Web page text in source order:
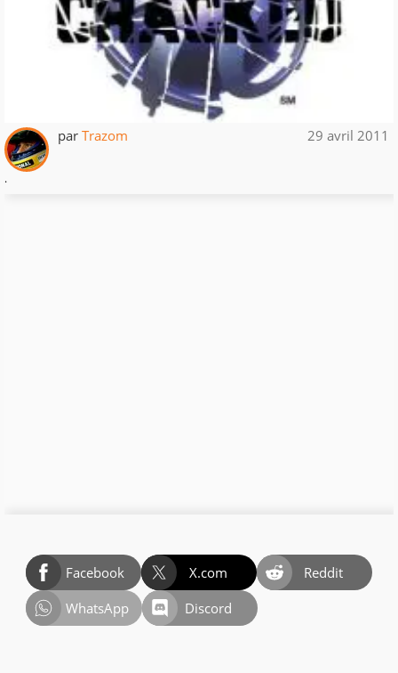
par Trazom 29 avril 2011
.
Facebook X.com
Reddit
WhatsApp
Discord